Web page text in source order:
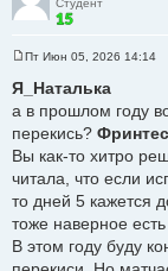
Студент
о
б
е
н
е
Пт Июн 05, 2026 14:14
Я_Наталька
а в прошлом году
перекись?
Вы как-то хитро
читала, что если
то дней 5 кажется
тоже наверное есть
В этом году буду